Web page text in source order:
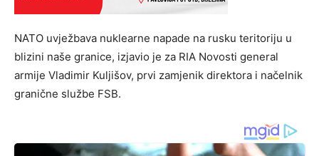
NATO uvježbava nuklearne napade na rusku teritoriju u
blizini naše granice, izjavio je za RIA Novosti general
armije Vladimir Kuljišov, prvi zamjenik direktora i načelnik
granične službe FSB.